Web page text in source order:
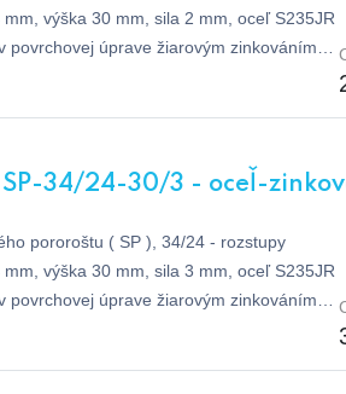
výška 30 mm, sila 2 mm, oceľ S235JR
povrchovej úprave žiarovým zinkováním
SP-34/24-30/3 - oceľ-
pororoštu ( SP ), 34/24 - rozstupy
výška 30 mm, sila 3 mm, oceľ S235JR
povrchovej úprave žiarovým zinkováním